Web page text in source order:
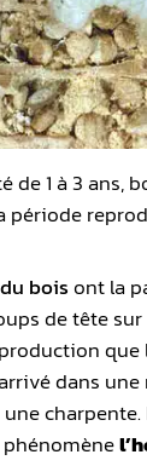
de 1 à 3 ans,
période
bois ont la
de tête
que
dans
charpente.
phénomène